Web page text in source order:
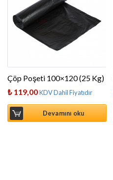
Çöp Poşeti 100×120 (25 Kg)
₺ 119,00KDV Dahil Fiyatıdır
Devamını oku